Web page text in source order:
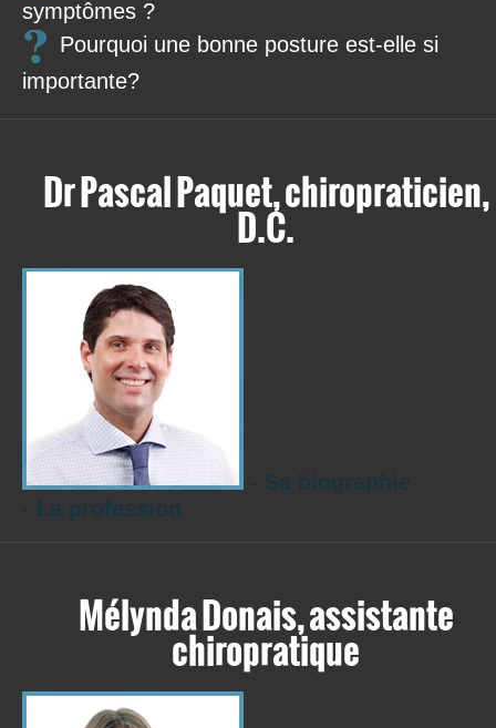
symptômes ?
Pourquoi une bonne posture est-elle si
importante?
Dr Pascal Paquet, chiropraticien,
D.C.
- Sa biographie
- La profession
Mélynda Donais, assistante
chiropratique